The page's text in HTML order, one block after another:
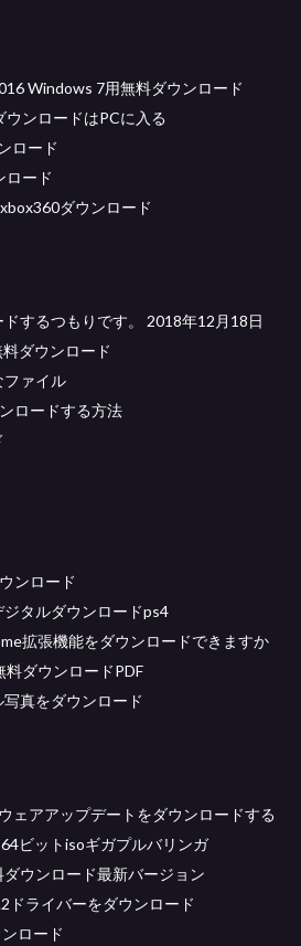
Windows 7用無料ダウンロード
ンロードはPCに入る
ロード
ロード
ダウンロード
するつもりです。 2018年12月18日
ダウンロード
ファイル
ロードする方法
ンロード
タルダウンロードps4
拡張機能をダウンロードできますか
ダウンロードPDF
真をダウンロード
ェアアップデートをダウンロードする
ビットisoギガプルバリンガ
ウンロード最新バージョン
ドライバーをダウンロード
ロード